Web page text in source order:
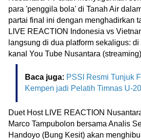
para 'penggila bola' di Tanah Air
partai final ini dengan menghadirkan
LIVE REACTION Indonesia vs
langsung di dua platform sekaligus:
kanal You Tube Nusantara
Baca juga: PSSI Resmi Tunjuk
Kempen jadi Pelatih Timnas U-20
Duet Host LIVE REACTION
Marco Tampubolon bersama Analis
Handoyo (Bung Kesit) akan